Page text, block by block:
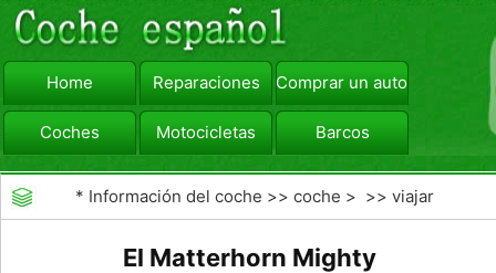
Home Reparaciones Comprar un automóvil
Coches Motocicletas Barcos
viajar Camiones
* Información del coche >>coche > >>viajar
El Matterhorn Mighty